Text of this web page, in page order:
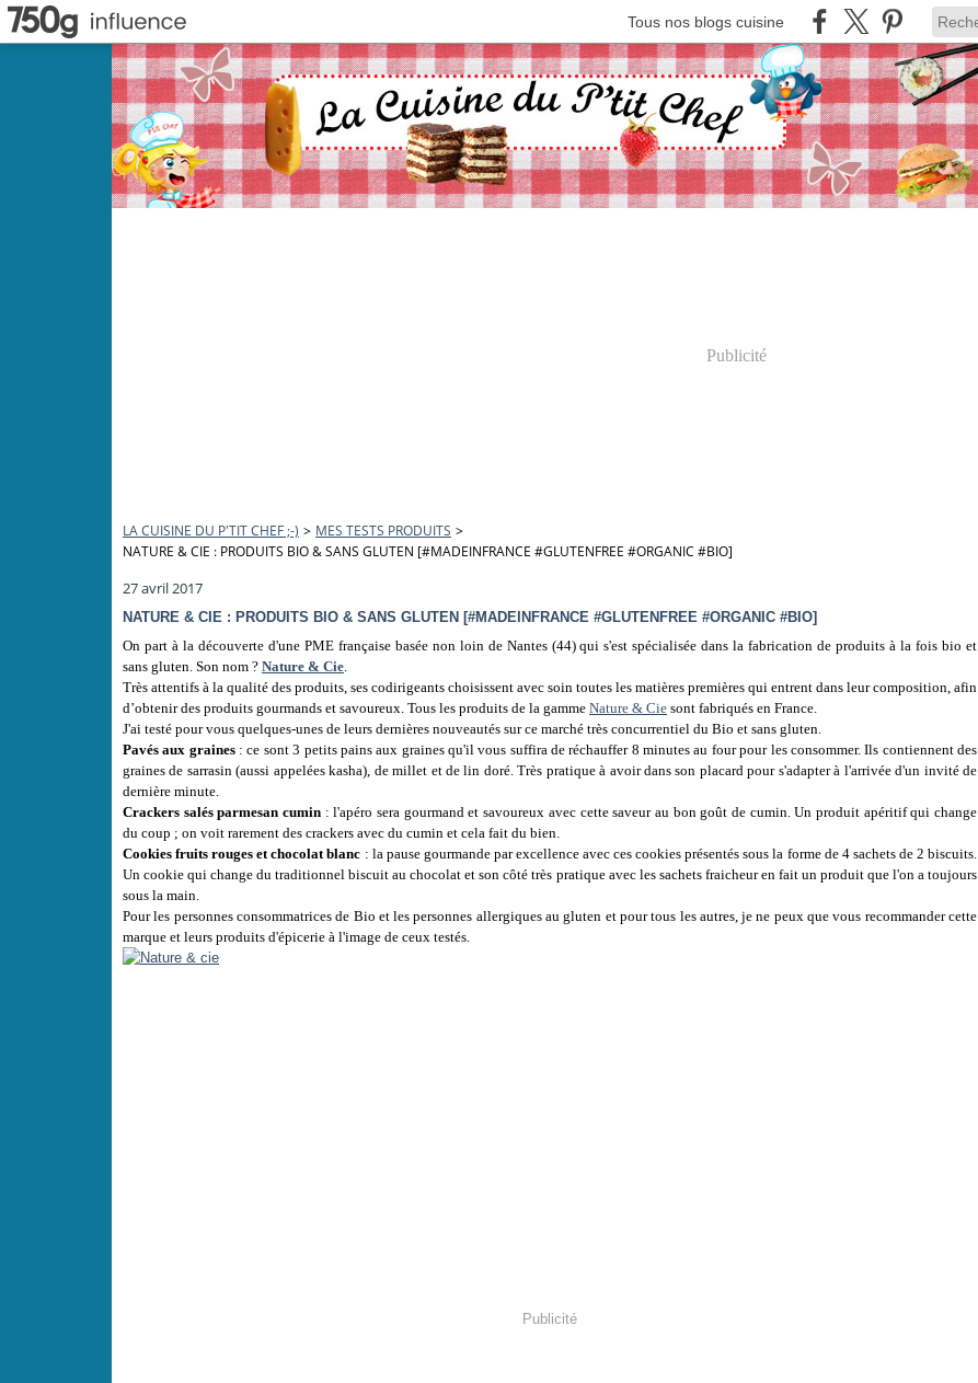
Tous nos blogs cuisine
Publicité
LA CUISINE DU P'TIT CHEF ;-) > MES TESTS PRODUITS >
NATURE & CIE : PRODUITS BIO & SANS GLUTEN [#MADEINFRANCE #GLUTENFREE #ORGANIC #BIO]
27 avril 2017
NATURE & CIE : PRODUITS BIO & SANS GLUTEN [#MADEINFRANCE #GLUTENFREE #ORGANIC #BIO]
On part à la découverte d'une PME française basée non loin de Nantes (44) qui s'est spécialisée dans la fabrication de produits à la fois bio et
sans gluten. Son nom ? Nature & Cie.
Très attentifs à la qualité des produits, ses codirigeants choisissent avec soin toutes les matières premières qui entrent dans leur composition, afin
d’obtenir des produits gourmands et savoureux. Tous les produits de la gamme Nature & Cie sont fabriqués en France.
J'ai testé pour vous quelques-unes de leurs dernières nouveautés sur ce marché très concurrentiel du Bio et sans gluten.
Pavés aux graines: ce sont 3 petits pains aux graines qu'il vous suffira de réchauffer 8 minutes au four pour les consommer. Ils contiennent des
graines de sarrasin (aussi appelées kasha), de millet et de lin doré. Très pratique à avoir dans son placard pour s'adapter à l'arrivée d'un invité de
dernière minute.
Crackers salés parmesan cumin : l'apéro sera gourmand et savoureux avec cette saveur au bon goût de cumin. Un produit apéritif qui change
du coup ; on voit rarement des crackers avec du cumin et cela fait du bien.
Cookies fruits rouges et chocolat blanc : la pause gourmande par excellence avec ces cookies présentés sous la forme de 4 sachets de 2 biscuits.
Un cookie qui change du traditionnel biscuit au chocolat et son côté très pratique avec les sachets fraicheur en fait un produit que l'on a toujours
sous la main.
Pour les personnes consommatrices de Bio et les personnes allergiques au gluten et pour tous les autres, je ne peux que vous recommander cette
marque et leurs produits d'épicerie à l'image de ceux testés.
Publicité